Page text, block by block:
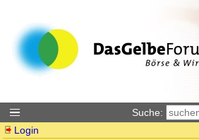
Suche:
Login